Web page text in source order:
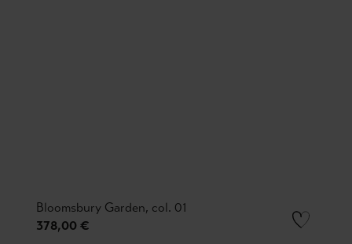
Bloomsbury Garden, col. 01
378,00 €